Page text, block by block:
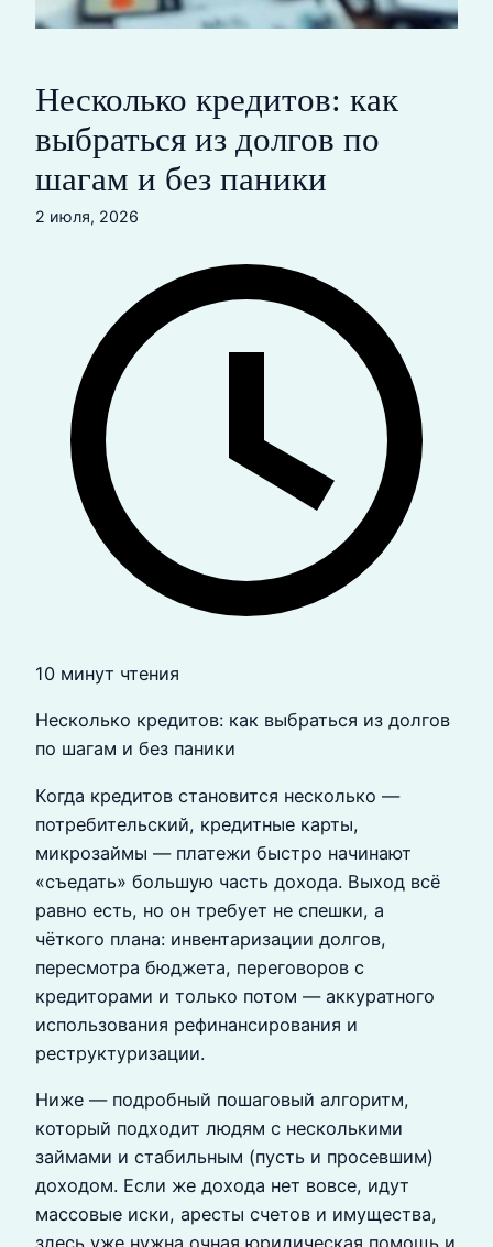
Несколько кредитов: как
выбраться из долгов по
шагам и без паники
2 июля, 2026
10 минут чтения
Несколько кредитов: как выбраться из долгов
по шагам и без паники
Когда кредитов становится несколько —
потребительский, кредитные карты,
микрозаймы — платежи быстро начинают
«съедать» большую часть дохода. Выход всё
равно есть, но он требует не спешки, а
чёткого плана: инвентаризации долгов,
пересмотра бюджета, переговоров с
кредиторами и только потом — аккуратного
использования рефинансирования и
реструктуризации.
Ниже — подробный пошаговый алгоритм,
который подходит людям с несколькими
займами и стабильным (пусть и просевшим)
доходом. Если же дохода нет вовсе, идут
массовые иски, аресты счетов и имущества,
здесь уже нужна очная юридическая помощь и